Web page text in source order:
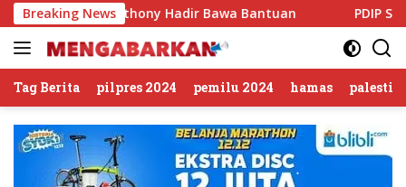
Langsung
ke
konten
Breaking News
Anthony Hadir Bawa Bantuan PDIP Somasi KWP
Tag Berita pilpres 2024 pemilu 2024 hamas